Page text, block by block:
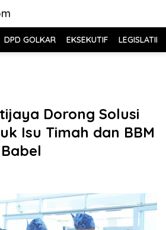
DPD GOLKAR EKSEKUTIF LEGISLATIF
Dorong Solusi
Isu Timah dan BBM